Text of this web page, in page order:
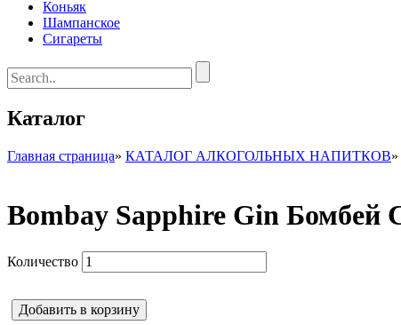
Коньяк
Шампанское
Сигареты
Каталог
Главная страница» КАТАЛОГ АЛКОГОЛЬНЫХ НАПИТКОВ»
Bombay Sapphire Gin Бомбей
Количество
Добавить в корзину